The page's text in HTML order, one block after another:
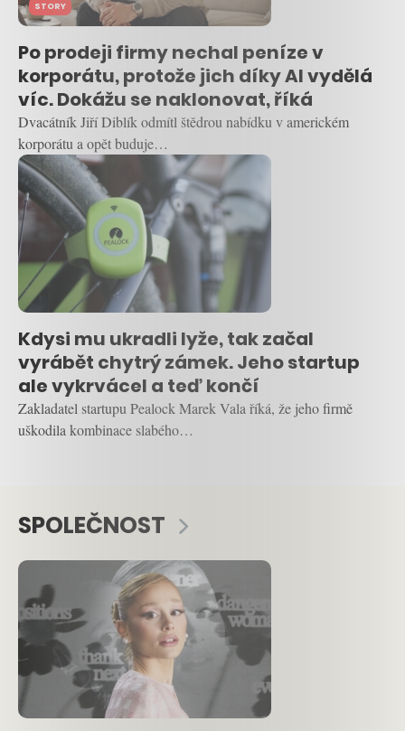
STORY
Po prodeji firmy nechal peníze v
korporátu, protože jich díky AI vydělá
víc. Dokážu se naklonovat, říká
Dvacátník Jiří Diblík odmítl štědrou nabídku v americkém
korporátu a opět buduje…
Kdysi mu ukradli lyže, tak začal
vyrábět chytrý zámek. Jeho startup
ale vykrvácel a teď končí
Zakladatel startupu Pealock Marek Vala říká, že jeho firmě
uškodila kombinace slabého…
SPOLEČNOST